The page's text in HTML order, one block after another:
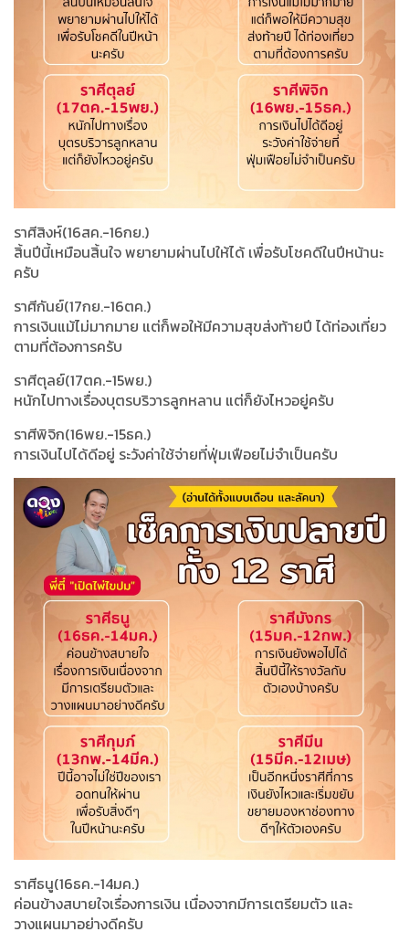
ราศีสิงห์(16สค.-16กย.)
สิ้นปีนี้เหมือนสิ้นใจ พยายามผ่านไปให้ได้ เพื่อรับโชคดีในปีหน้านะ
ครับ
ราศีกันย์(17กย.-16ตค.)
การเงินแม้ไม่มากมาย แต่ก็พอให้มีความสุขส่งท้ายปี ได้ท่องเที่ยว
ตามที่ต้องการครับ
ราศีตุลย์(17ตค.-15พย.)
หนักไปทางเรื่องบุตรบริวารลูกหลาน แต่ก็ยังไหวอยู่ครับ
ราศีพิจิก(16พย.-15ธค.)
การเงินไปได้ดีอยู่ ระวังค่าใช้จ่ายที่ฟุ่มเฟือยไม่จำเป็นครับ
ราศีธนู(16ธค.-14มค.)
ค่อนข้างสบายใจเรื่องการเงิน เนื่องจากมีการเตรียมตัว และ
วางแผนมาอย่างดีครับ